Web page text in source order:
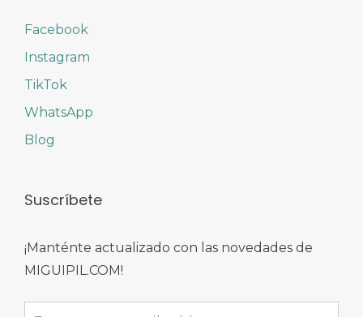
Facebook
Instagram
TikTok
WhatsApp
Blog
Suscríbete
¡Manténte actualizado con las novedades de
MIGUIPIL.COM!